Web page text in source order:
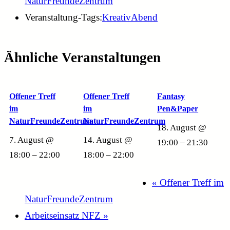
Veranstaltung-Tags:KreativAbend
Ähnliche Veranstaltungen
Offener Treff
im
NaturFreundeZentrum
7. August @
18:00 –22:00
Offener Treff
im
NaturFreundeZentrum
14. August @
18:00 –22:00
Fantasy
Pen&Paper
18. August @
19:00 –21:30
« Offener Treff im
NaturFreundeZentrum
Arbeitseinsatz NFZ »